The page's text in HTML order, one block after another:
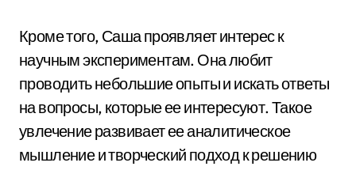
Кроме того, Саша проявляет интерес к
научным экспериментам. Она любит
проводить небольшие опыты и искать ответы
на вопросы, которые ее интересуют. Такое
увлечение развивает ее аналитическое
мышление и творческий подход к решению